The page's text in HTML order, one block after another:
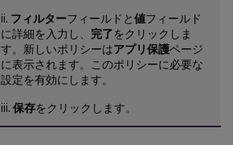
ii. フィルターフィールドと値フィールド
に詳細を入力し、 完了をクリックしま
す。新しいポリシーはアプリ保護ページ
に表示されます。このポリシーに必要な
設定を有効にします。
iii. 保存をクリックします。